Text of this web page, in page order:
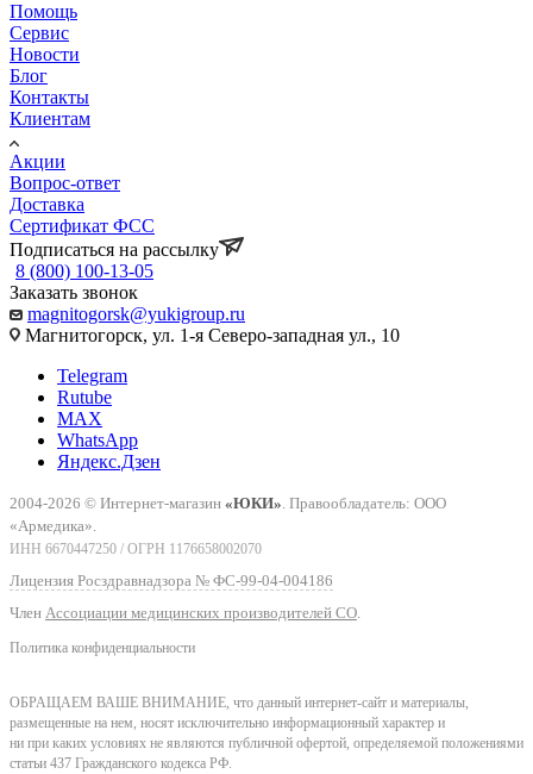
Помощь
Сервис
Новости
Блог
Контакты
Клиентам
Акции
Вопрос-ответ
Доставка
Сертификат ФСС
Подписаться на рассылку
8 (800) 100-13-05
Заказать звонок
magnitogorsk@yukigroup.ru
Магнитогорск, ул. 1-я Северо-западная ул., 10
Telegram
Rutube
MAX
WhatsApp
Яндекс.Дзен
2004-2026 © Интернет-магазин «ЮКИ». Правообладатель: ООО
«Армедика».
ИНН 6670447250 / ОГРН 1176658002070
Лицензия Росздравнадзора № ФС-99-04-004186
Член Ассоциации медицинских производителей СО.
Политика конфиденциальности
ОБРАЩАЕМ ВАШЕ ВНИМАНИЕ, что данный интернет-сайт и материалы,
размещенные на нем, носят исключительно информационный характер и
ни при каких условиях не являются публичной офертой, определяемой положениями
статьи 437 Гражданского кодекса РФ.